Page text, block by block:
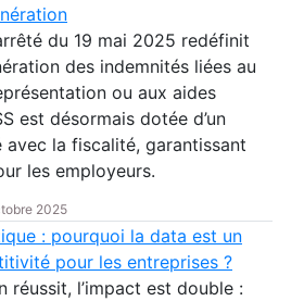
du 19 mai 2025 redéfinit
des indemnités liées au
ou aux aides
est désormais dotée d’un
avec la fiscalité, garantissant
les employeurs.
2025
: pourquoi la data est un
pour les entreprises ?
réussit, l’impact est double :